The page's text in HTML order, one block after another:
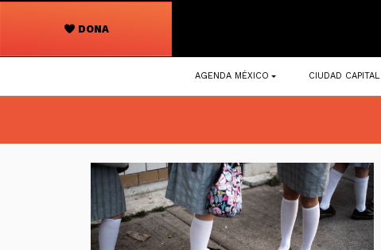
DONA
Navegación
principal
AGENDA MÉXICO CIUDAD CAPITAL